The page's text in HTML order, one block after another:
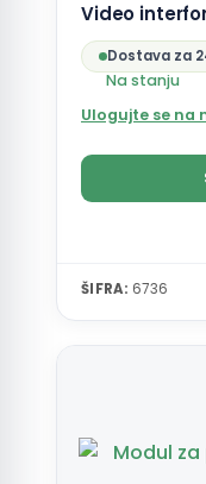
Video interfon
Dostava za
Na stanju
Ulogujte se na
ŠIFRA: 6736